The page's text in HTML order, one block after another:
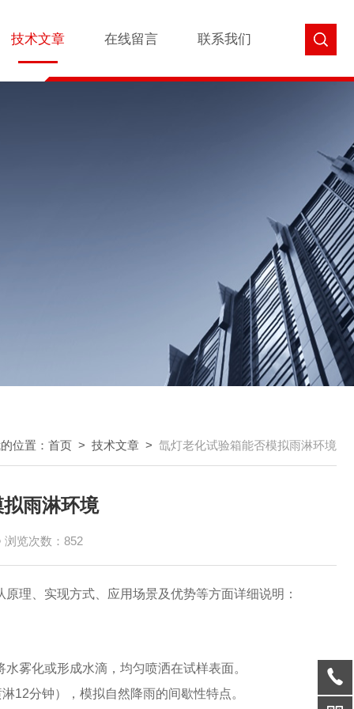
技术文章 在线留言 联系我们
位置： 首页 > 技术文章 > 氙灯老化试验箱能否模拟雨淋环境
雨淋环境
浏览次数：852
理、实现方式、应用场景及优势等方面详细说明：
雾化或形成水滴，均匀喷洒在试样表面。
12分钟），模拟自然降雨的间歇性特点。